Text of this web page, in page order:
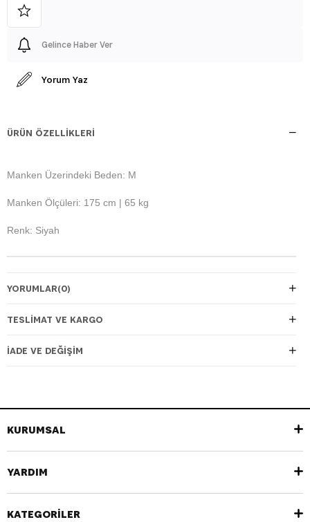
Gelince Haber Ver
Yorum Yaz
ÜRÜN ÖZELLIKLERI
Manken Üzerindeki Beden: M
Manken Ölçüleri: 175 cm | 65 kg
Renk: Siyah
YORUMLAR(0)
TESLIMAT VE KARGO
İADE VE DEĞIŞIM
KURUMSAL
YARDIM
KATEGORİLER